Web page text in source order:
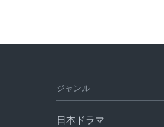
ジャンル
日本ドラマ